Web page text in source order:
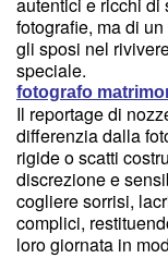
fotografie, ma di
gli sposi nel
speciale.
fotografo
Il reportage di
differenzia dalla
rigide o scatti
discrezione e
cogliere sorrisi,
complici,
loro giornata in